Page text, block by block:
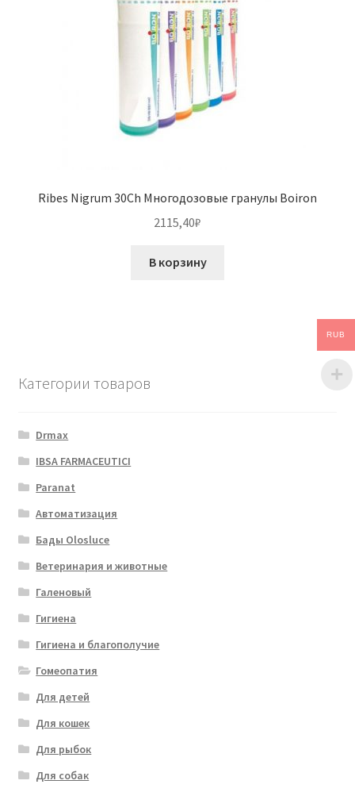
Ribes Nigrum 30Ch Многодозовые гранулы Boiron
2115,40₽
В корзину
Категории товаров
Drmax
IBSA FARMACEUTICI
Paranat
Автоматизация
Бады Olosluce
Ветеринария и животные
Галеновый
Гигиена
Гигиена и благополучие
Гомеопатия
Для детей
Для кошек
Для рыбок
Для собак
RUB